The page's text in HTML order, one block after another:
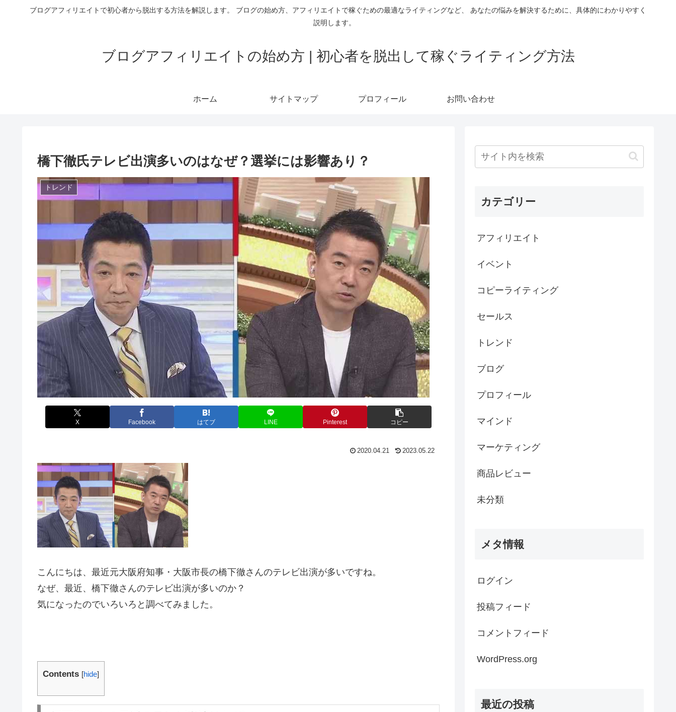
ブログアフィリエイトで初心者から脱出する方法を解説します。 ブログの始め方、アフィリエイトで稼ぐための最適なライティングなど、 あなたの悩みを解決するために、具体的にわかりやすく
説明します。
ブログアフィリエイトの始め方 | 初心者を脱出して稼ぐライティング方法
ホーム サイトマップ プロフィール お問い合わせ
橋下徹氏テレビ出演多いのはなぜ？選挙には影響あり？
トレンド
X Facebook はてブ LINE Pinterest コピー
2020.04.21 2023.05.22
こんにちは、最近元大阪府知事・大阪市長の橋下徹さんのテレビ出演が多いですね。
なぜ、最近、橋下徹さんのテレビ出演が多いのか？
気になったのでいろいろと調べてみました。
Contents [hide]
カテゴリー
アフィリエイト
イベント
コピーライティング
セールス
トレンド
ブログ
プロフィール
マインド
マーケティング
商品レビュー
未分類
メタ情報
ログイン
投稿フィード
コメントフィード
WordPress.org
最近の投稿